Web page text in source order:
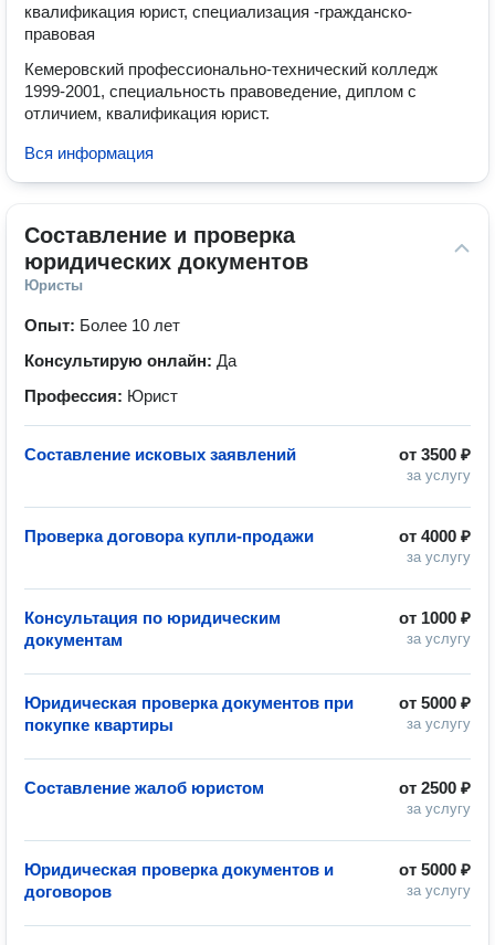
квалификация юрист, специализация -гражданско-
правовая
Кемеровский профессионально-технический колледж
1999-2001, специальность правоведение, диплом с
отличием, квалификация юрист.
Вся информация
Составление и проверка
юридических документов
Юристы
Опыт: Более 10 лет
Консультирую онлайн: Да
Профессия: Юрист
от 3500 ₽
за услугу
Составление исковых заявлений
от 4000 ₽
за услугу
Проверка договора купли-продажи
от 1000 ₽
за услугу
Консультация по юридическим
документам
от 5000 ₽
за услугу
Юридическая проверка документов при
покупке квартиры
от 2500 ₽
за услугу
Составление жалоб юристом
от 5000 ₽
за услугу
Юридическая проверка документов и
договоров